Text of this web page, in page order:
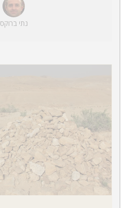
נתי ברוקס